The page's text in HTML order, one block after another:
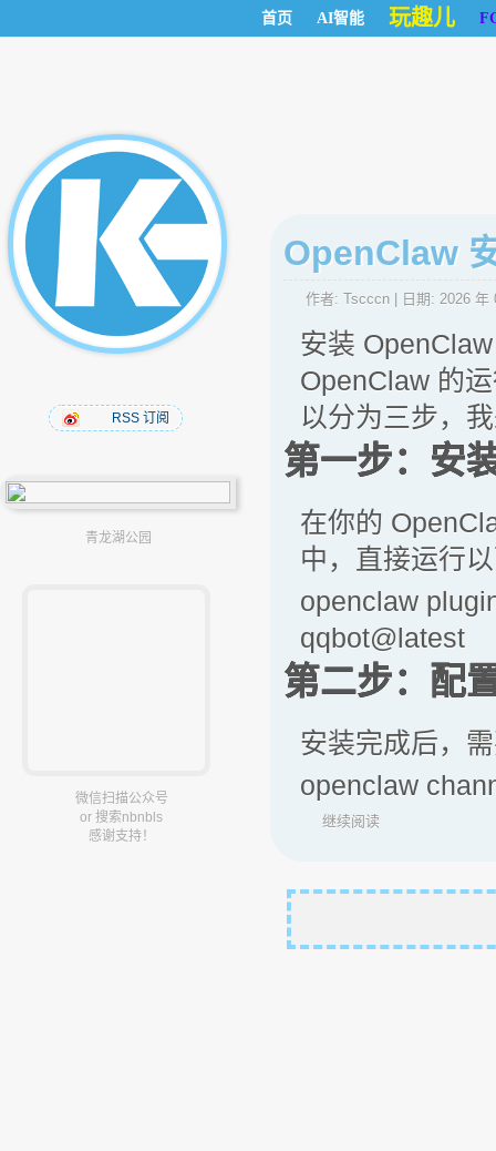
首页 AI智能 玩趣儿
RSS 订阅
青龙湖公园
微信扫描公众号
or 搜索nbnbls
感谢支持！
OpenClaw
作者: Tscccn | 日期: 2026 年
安装
OpenClaw 的
以分为三步，
第一步：安
在你的
中，直接运行
openclaw
qqbot@latest
第二步：配
安装完成后，
openclaw
继续阅读